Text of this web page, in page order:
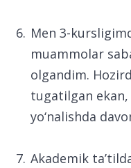
Men 3-
muammolar
olgandim.
tugatilgan ekan,
yo‘nalishda
Akademik